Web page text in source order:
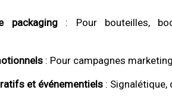
packaging: Pour bouteilles,
: Pour campagnes
et événementiels :